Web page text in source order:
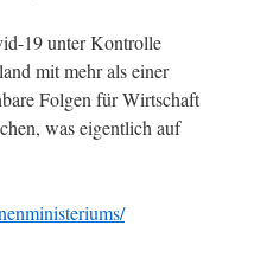
19 unter Kontrolle
mit mehr als einer
Folgen für Wirtschaft
was eigentlich auf